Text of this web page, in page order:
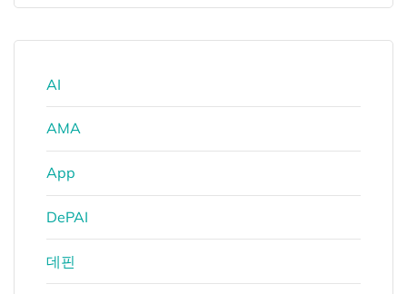
AI
AMA
App
DePAI
데핀